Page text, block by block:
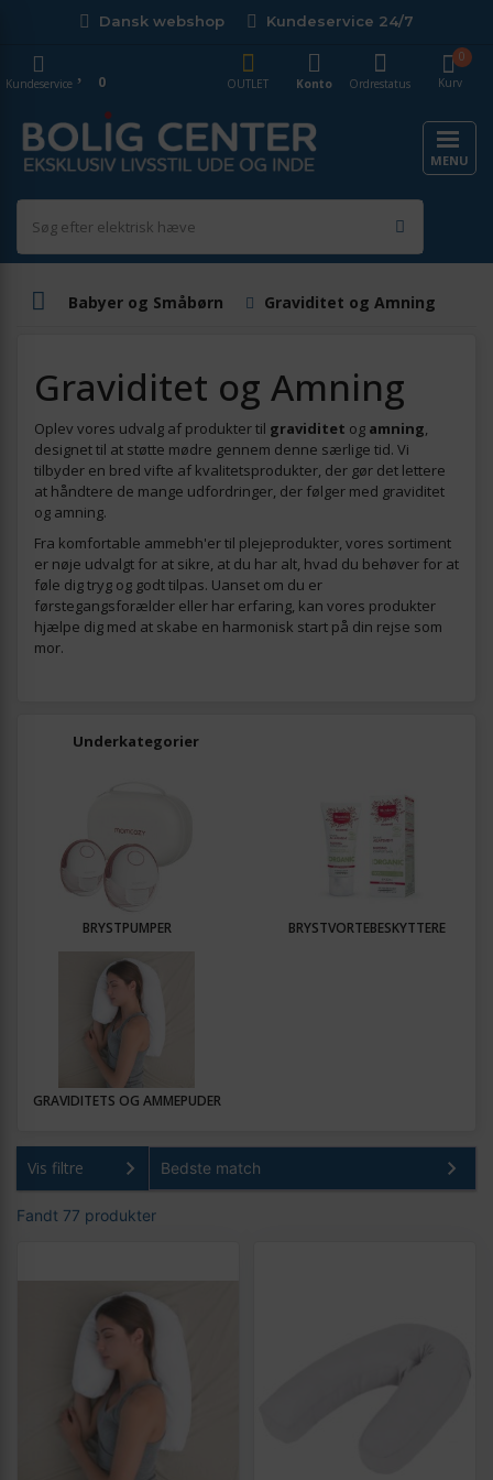
Dansk webshop Kundeservice 24/7
Kurv
0
OUTLET
Konto Ordrestatus
Kundeservice 0
MENU
Babyer og Småbørn Graviditet og Amning
Graviditet og Amning
Oplev vores udvalg af produkter til graviditet og amning,
designet til at støtte mødre gennem denne særlige tid. Vi
tilbyder en bred vifte af kvalitetsprodukter, der gør det lettere
at håndtere de mange udfordringer, der følger med graviditet
og amning.
Fra komfortable ammebh'er til plejeprodukter, vores sortiment
er nøje udvalgt for at sikre, at du har alt, hvad du behøver for at
føle dig tryg og godt tilpas. Uanset om du er
førstegangsforælder eller har erfaring, kan vores produkter
hjælpe dig med at skabe en harmonisk start på din rejse som
mor.
Underkategorier
BRYSTPUMPER BRYSTVORTEBESKYTTERE
GRAVIDITETS OG AMMEPUDER
Vis filtre
Fandt 77 produkter